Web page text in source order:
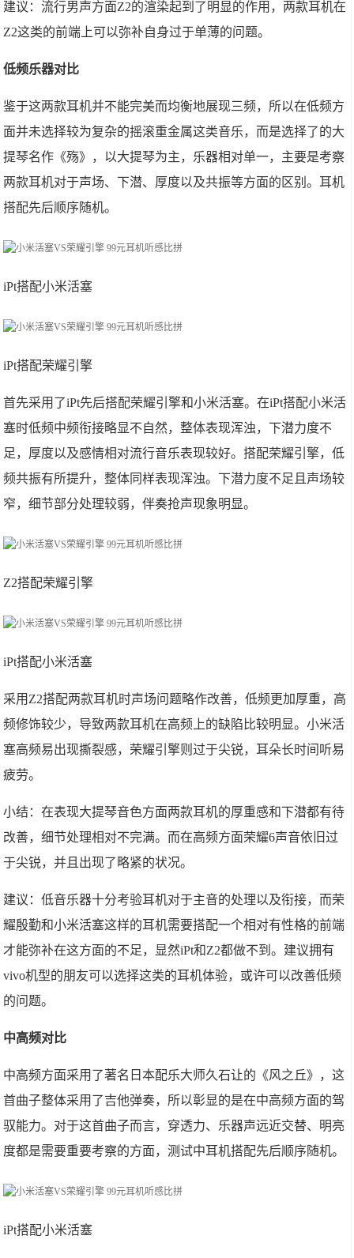
建议：流行男声方面Z2的渲染起到了明显的作用，两款耳机在
Z2这类的前端上可以弥补自身过于单薄的问题。
低频乐器对比
鉴于这两款耳机并不能完美而均衡地展现三频，所以在低频方
面并未选择较为复杂的摇滚重金属这类音乐，而是选择了的大
提琴名作《殇》，以大提琴为主，乐器相对单一，主要是考察
两款耳机对于声场、下潜、厚度以及共振等方面的区别。耳机
搭配先后顺序随机。
iPt搭配小米活塞
iPt搭配荣耀引擎
首先采用了iPt先后搭配荣耀引擎和小米活塞。在iPt搭配小米活
塞时低频中频衔接略显不自然，整体表现浑浊，下潜力度不
足，厚度以及感情相对流行音乐表现较好。搭配荣耀引擎，低
频共振有所提升，整体同样表现浑浊。下潜力度不足且声场较
窄，细节部分处理较弱，伴奏抢声现象明显。
Z2搭配荣耀引擎
iPt搭配小米活塞
采用Z2搭配两款耳机时声场问题略作改善，低频更加厚重，高
频修饰较少，导致两款耳机在高频上的缺陷比较明显。小米活
塞高频易出现撕裂感，荣耀引擎则过于尖锐，耳朵长时间听易
疲劳。
小结：在表现大提琴音色方面两款耳机的厚重感和下潜都有待
改善，细节处理相对不完满。而在高频方面荣耀6声音依旧过
于尖锐，并且出现了略紧的状况。
建议：低音乐器十分考验耳机对于主音的处理以及衔接，而荣
耀殷勤和小米活塞这样的耳机需要搭配一个相对有性格的前端
才能弥补在这方面的不足，显然iPt和Z2都做不到。建议拥有
vivo机型的朋友可以选择这类的耳机体验，或许可以改善低频
的问题。
中高频对比
中高频方面采用了著名日本配乐大师久石让的《风之丘》，这
首曲子整体采用了吉他弹奏，所以彰显的是在中高频方面的驾
驭能力。对于这首曲子而言，穿透力、乐器声远近交替、明亮
度都是需要重要考察的方面，测试中耳机搭配先后顺序随机。
iPt搭配小米活塞